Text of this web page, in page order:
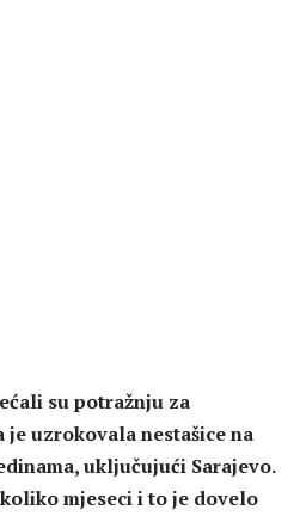
su potražnju za
je uzrokovala nestašice na
uključujući Sarajevo.
mjeseci i to je dovelo